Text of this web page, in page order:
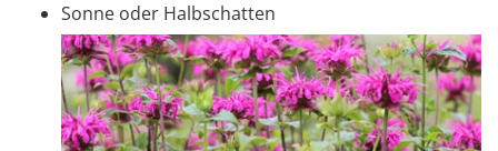
Sonne oder Halbschatten